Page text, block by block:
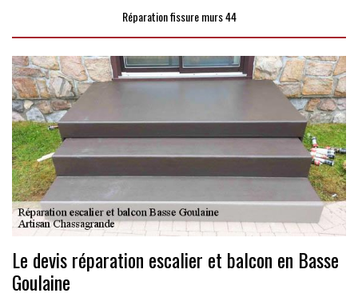
Réparation fissure murs 44
Le devis réparation escalier et balcon en Basse
Goulaine